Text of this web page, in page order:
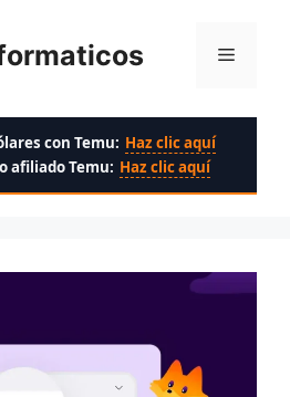
Menú
con Temu: Haz clic aquí
afiliado Temu: Haz clic aquí